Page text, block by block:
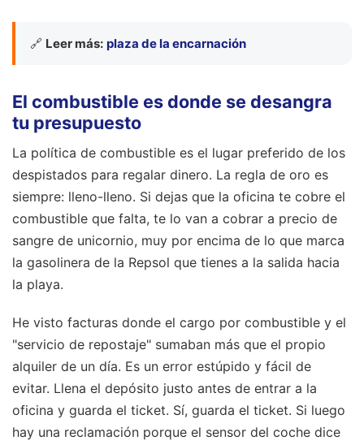
🔗 Leer más: plaza de la encarnación
El combustible es donde se desangra
tu presupuesto
La política de combustible es el lugar preferido de los
despistados para regalar dinero. La regla de oro es
siempre: lleno-lleno. Si dejas que la oficina te cobre el
combustible que falta, te lo van a cobrar a precio de
sangre de unicornio, muy por encima de lo que marca
la gasolinera de la Repsol que tienes a la salida hacia
la playa.
He visto facturas donde el cargo por combustible y el
"servicio de repostaje" sumaban más que el propio
alquiler de un día. Es un error estúpido y fácil de
evitar. Llena el depósito justo antes de entrar a la
oficina y guarda el ticket. Sí, guarda el ticket. Si luego
hay una reclamación porque el sensor del coche dice